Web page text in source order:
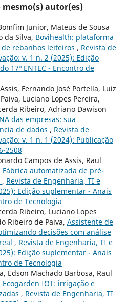
autor(es)
Junior, Mateus de Sousa
da Silva, Bovihealth: plataforma
rebanhos leiteiros , Revista de
v. 1 n. 2 (2025): Edição
17º ENTEC - Encontro de
Fernando José Portella, Luiz
Luciano Lopes Pereira,
Ribeiro, Adriano Dawison
das empresas: sua
de dados , Revista de
v. 1 n. 1 (2024): Publicação
2508
Campos de Assis, Raul
Fábrica automatizada de pré-
, Revista de Engenharia, TI e
Edição suplementar - Anais
de Tecnologia
Ribeiro, Luciano Lopes
Ribeiro de Paiva, Assistente de
decisões com análise
, Revista de Engenharia, TI e
Edição suplementar - Anais
de Tecnologia
Edson Machado Barbosa, Raul
Ecogarden IOT: irrigação e
, Revista de Engenharia, TI